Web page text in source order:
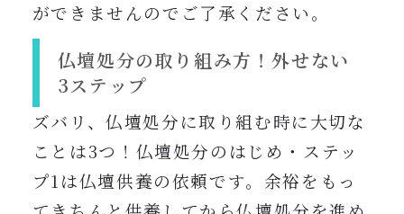
ができませんのでご了承ください。
仏壇処分の取り組み方！外せない
3ステップ
ズバリ、仏壇処分に取り組む時に大切な
ことは3つ！ 仏壇処分のはじめ・ ステッ
プ1は仏壇供養の依頼です。余裕をもっ